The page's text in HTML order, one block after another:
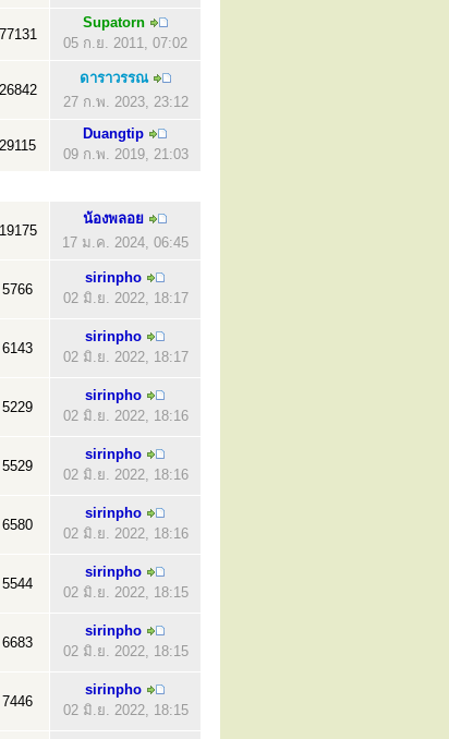
77131
Supatorn
05 ก.ย. 2011, 07:02
26842
ดาราวรรณ
27 ก.พ. 2023, 23:12
29115
Duangtip
09 ก.พ. 2019, 21:03
19175
น้องพลอย
17 ม.ค. 2024, 06:45
5766
sirinpho
02 มิ.ย. 2022, 18:17
6143
sirinpho
02 มิ.ย. 2022, 18:17
5229
sirinpho
02 มิ.ย. 2022, 18:16
5529
sirinpho
02 มิ.ย. 2022, 18:16
6580
sirinpho
02 มิ.ย. 2022, 18:16
5544
sirinpho
02 มิ.ย. 2022, 18:15
6683
sirinpho
02 มิ.ย. 2022, 18:15
7446
sirinpho
02 มิ.ย. 2022, 18:15